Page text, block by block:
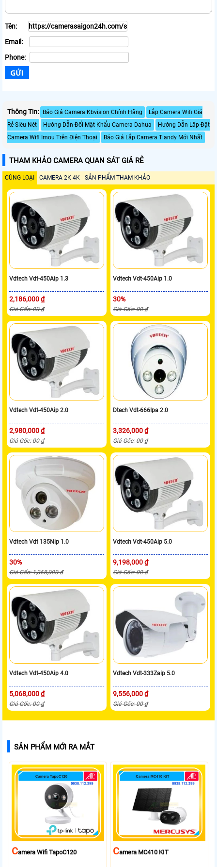
Tên:
Email:
Phone:
Thông Tin: Báo Giá Camera Kbvision Chính Hãng
Lắp Camera Wifi Giá
Rẻ Siêu Nét
Hướng Dẫn Đổi Mật Khẩu Camera Dahua
Hướng Dẫn Lắp Đặt
Camera Wifi Imou Trên Điện Thoại
Báo Giá Lắp Camera Tiandy Mới Nhất
THAM KHẢO CAMERA QUAN SÁT GIÁ RẺ
CÙNG LOẠI CAMERA 2K 4K SẢN PHẨM THAM KHẢO
Vdtech Vdt-450Aip 1.3
2,186,000 ₫
Giá Gốc: 00 ₫
Vdtech Vdt-450Aip 1.0
30%
Giá Gốc: 00 ₫
Vdtech Vdt-450Aip 2.0
2,980,000 ₫
Giá Gốc: 00 ₫
Dtech Vdt-666Ipa 2.0
3,326,000 ₫
Giá Gốc: 00 ₫
Vdtech Vdt 135Nip 1.0
30%
Giá Gốc: 1,368,000 ₫
Vdtech Vdt-450Aip 5.0
9,198,000 ₫
Giá Gốc: 00 ₫
Vdtech Vdt-450Aip 4.0
5,068,000 ₫
Giá Gốc: 00 ₫
Vdtech Vdt-333Zaip 5.0
9,556,000 ₫
Giá Gốc: 00 ₫
SẢN PHẨM MỚI RA MẮT
CAmera Wifi TapoC120 CAmera MC410 KIT